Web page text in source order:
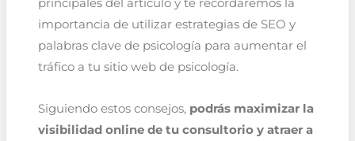
principales del artículo y te recordaremos la
importancia de utilizar estrategias de SEO y
palabras clave de psicología para aumentar el
tráfico a tu sitio web de psicología.
Siguiendo estos consejos, podrás maximizar la
visibilidad online de tu consultorio y atraer a